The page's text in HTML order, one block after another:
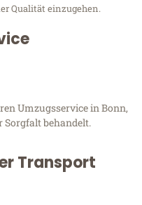
Qualität einzugehen.
Umzugsservice in Bonn,
behandelt.
Transport